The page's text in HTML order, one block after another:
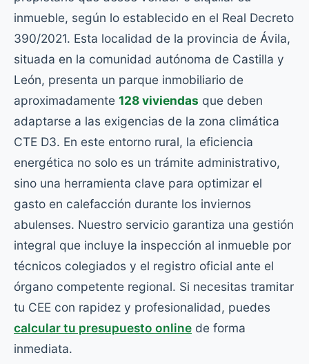
inmueble, según lo establecido en el Real Decreto
390/2021. Esta localidad de la provincia de Ávila,
situada en la comunidad autónoma de Castilla y
León, presenta un parque inmobiliario de
aproximadamente 128 viviendas que deben
adaptarse a las exigencias de la zona climática
CTE D3. En este entorno rural, la eficiencia
energética no solo es un trámite administrativo,
sino una herramienta clave para optimizar el
gasto en calefacción durante los inviernos
abulenses. Nuestro servicio garantiza una gestión
integral que incluye la inspección al inmueble por
técnicos colegiados y el registro oficial ante el
órgano competente regional. Si necesitas tramitar
tu CEE con rapidez y profesionalidad, puedes
calcular tu presupuesto online de forma
inmediata.